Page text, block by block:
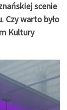
scenie
Czy warto było
Kultury